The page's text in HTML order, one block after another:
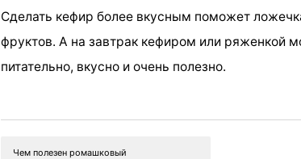
Сделать кефир более вкусным поможет
фруктов. А на завтрак кефиром или ряженкой
питательно, вкусно и очень полезно.
Чем полезен ромашковый